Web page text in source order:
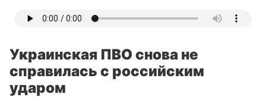
Украинская ПВО снова не
справилась с российским
ударом